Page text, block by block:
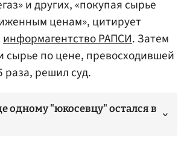
и других, «покупая сырье
ценам», цитирует
информагентство РАПСИ. Затем
сырье по цене, превосходившей
раза, решил суд.
одному "юкосевцу" остался в